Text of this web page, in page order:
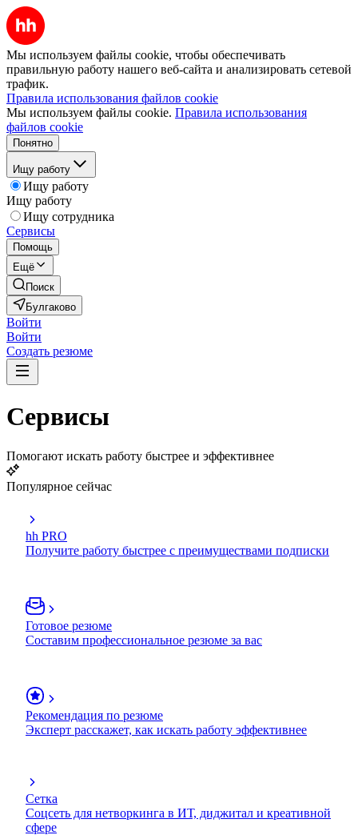
Мы используем файлы cookie, чтобы обеспечивать
правильную работу нашего веб-сайта и анализировать сетевой
трафик.
Правила использования файлов cookie
Мы используем файлы cookie. Правила использования
файлов cookie
Понятно
Ищу работу
Ищу работу
Ищу работу
Ищу сотрудника
Сервисы
Помощь
Ещё
Поиск
Булгаково
Войти
Войти
Создать резюме
Сервисы
Помогают искать работу быстрее и эффективнее
Популярное сейчас
hh PRO
Получите работу быстрее с преимуществами подписки
Готовое резюме
Составим профессиональное резюме за вас
Рекомендация по резюме
Эксперт расскажет, как искать работу эффективнее
Сетка
Соцсеть для нетворкинга в ИТ, диджитал и креативной
сфере